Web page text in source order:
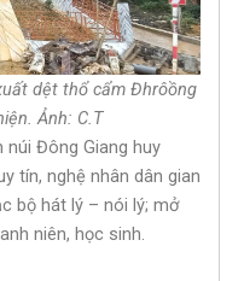
dệt thổ cẩm Đhrôồng
Ảnh: C.T
núi Đông Giang huy
tín, nghệ nhân dân gian
bộ hát lý – nói lý; mở
niên, học sinh.